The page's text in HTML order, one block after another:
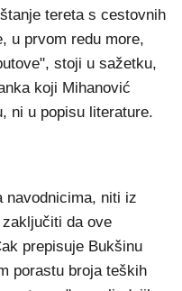
tereta s cestovnih
u prvom redu more,
stoji u sažetku,
koji Mihanović
ni u popisu literature.
navodnicima, niti iz
da ove
prepisuje Bukšinu
porastu broja teških